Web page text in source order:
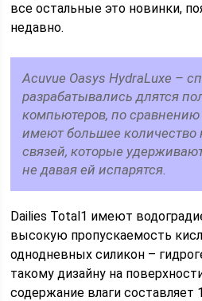
все остальные это новинки,
недавно.
Acuvue Oasys HydraLuxe –
разрабатывались длятся
компьютеров, по сравнению
имеют большее количество
связей, которые
не давая ей испарятся.
Dailies Total1 имеют
высокую пропускаемость
однодневных силикон –
такому дизайну на
содержание влаги составляет